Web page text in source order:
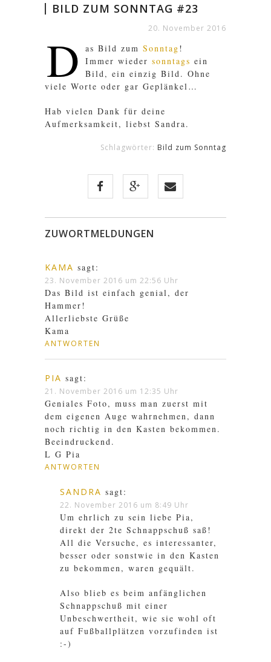
BILD ZUM SONNTAG #23
20. November 2016
D as Bild zum Sonntag!
Immer wieder sonntags ein
Bild, ein einzig Bild. Ohne
viele Worte oder gar Geplänkel…
Hab vielen Dank für deine
Aufmerksamkeit, liebst Sandra.
Schlagwörter: Bild zum Sonntag
ZUWORTMELDUNGEN
KAMA sagt:
23. November 2016 um 22:56 Uhr
Das Bild ist einfach genial, der
Hammer!
Allerliebste Grüße
Kama
ANTWORTEN
PIA sagt:
21. November 2016 um 12:35 Uhr
Geniales Foto, muss man zuerst mit
dem eigenen Auge wahrnehmen, dann
noch richtig in den Kasten bekommen.
Beeindruckend.
L G Pia
ANTWORTEN
SANDRA sagt:
22. November 2016 um 8:49 Uhr
Um ehrlich zu sein liebe Pia,
direkt der 2te Schnappschuß saß!
All die Versuche, es interessanter,
besser oder sonstwie in den Kasten
zu bekommen, waren gequält.
Also blieb es beim anfänglichen
Schnappschuß mit einer
Unbeschwertheit, wie sie wohl oft
auf Fußballplätzen vorzufinden ist
:-)